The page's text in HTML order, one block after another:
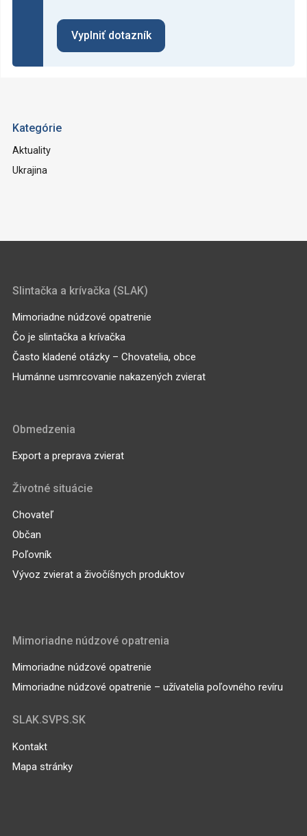
Vyplniť dotazník
Kategórie
Aktuality
Ukrajina
Slintačka a krívačka (SLAK)
Mimoriadne núdzové opatrenie
Čo je slintačka a krívačka
Často kladené otázky – Chovatelia, obce
Humánne usmrcovanie nakazených zvierat
Obmedzenia
Export a preprava zvierat
Životné situácie
Chovateľ
Občan
Poľovník
Vývoz zvierat a živočíšnych produktov
Mimoriadne núdzové opatrenia
Mimoriadne núdzové opatrenie
Mimoriadne núdzové opatrenie – užívatelia poľovného revíru
SLAK.SVPS.SK
Kontakt
Mapa stránky